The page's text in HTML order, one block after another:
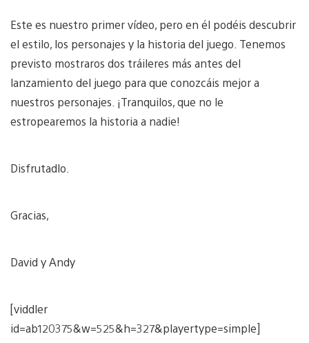
Este es nuestro primer vídeo, pero en él podéis descubrir
el estilo, los personajes y la historia del juego. Tenemos
previsto mostraros dos tráileres más antes del
lanzamiento del juego para que conozcáis mejor a
nuestros personajes. ¡Tranquilos, que no le
estropearemos la historia a nadie!
Disfrutadlo.
Gracias,
David y Andy
[viddler
id=ab120375&w=525&h=327&playertype=simple]